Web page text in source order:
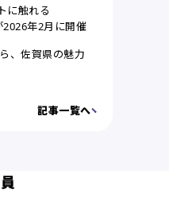
に触れる
2026年2月に開催
、佐賀県の魅力
記事一覧へ